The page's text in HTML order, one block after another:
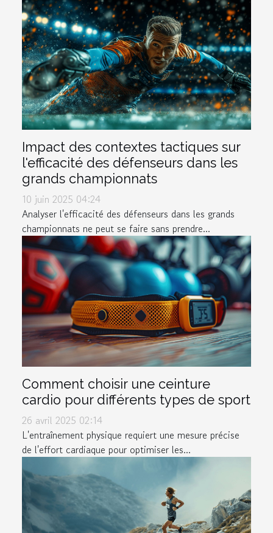
Impact des contextes tactiques sur
l'efficacité des défenseurs dans les
grands championnats
10 juin 2025 04:24
Analyser l'efficacité des défenseurs dans les grands
championnats ne peut se faire sans prendre...
Comment choisir une ceinture
cardio pour différents types de sport
26 avril 2025 02:14
L'entraînement physique requiert une mesure précise
de l'effort cardiaque pour optimiser les...